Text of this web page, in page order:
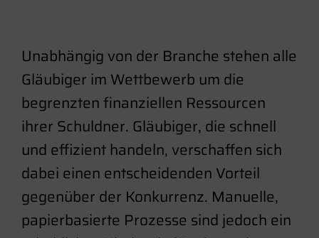
Unabhängig von der Branche stehen alle
Gläubiger im Wettbewerb um die
begrenzten finanziellen Ressourcen
ihrer Schuldner. Gläubiger, die schnell
und effizient handeln, verschaffen sich
dabei einen entscheidenden Vorteil
gegenüber der Konkurrenz. Manuelle,
papierbasierte Prozesse sind jedoch ein